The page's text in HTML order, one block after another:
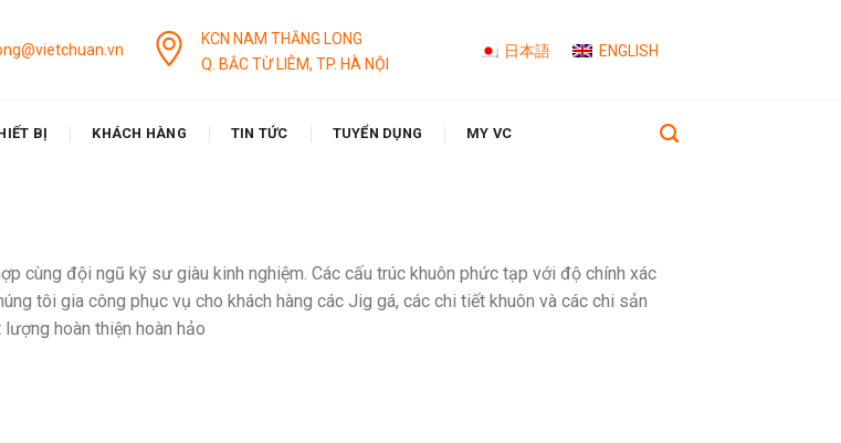
KCN NAM THĂNG LONG
Q. BẮC TỪ LIÊM, TP. HÀ NỘI
日本語 ENGLISH
BỊ KHÁCH HÀNG TIN TỨC TUYỂN DỤNG MY VC
cùng đội ngũ kỹ sư giàu kinh nghiệm. Các cấu trúc khuôn phức tạp với độ chính xác
tôi gia công phục vụ cho khách hàng các Jig gá, các chi tiết khuôn và các chi sản
hoàn thiện hoàn hảo